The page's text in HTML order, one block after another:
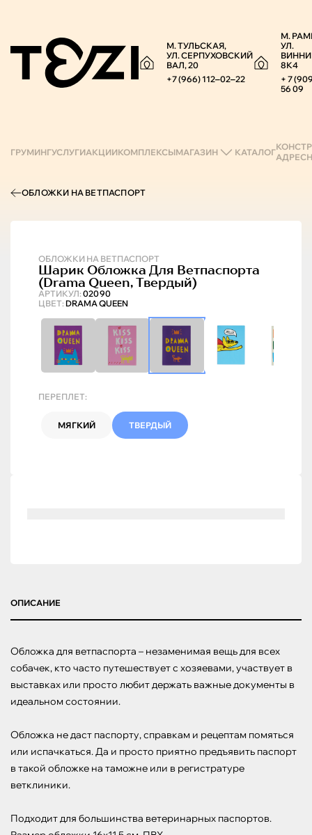
М. ТУЛЬСКАЯ,
УЛ. СЕРПУХОВСКИЙ
ВАЛ, 20
+7 (966) 112‒02‒22
М.
УЛ.
8К4
+ 7
56 09
ГРУМИНГУСЛУГИАКЦИИКОМПЛЕКСЫМАГАЗИН КАТАЛОГ
ОБЛОЖКИ НА ВЕТПАСПОРТ
ОБЛОЖКИ НА ВЕТПАСПОРТ
АРТИКУЛ: 02090
Шарик Обложка Для Ветпаспорта
(drama Queen, Твердый)
ЦВЕТ: DRAMA QUEEN
ПЕРЕПЛЕТ:
МЯГКИЙ ТВЕРДЫЙ
ОПИСАНИЕ
Обложка для ветпаспорта – незаменимая вещь для всех
собачек, кто часто путешествует с хозяевами, участвует в
выставках или просто любит держать важные документы в
идеальном состоянии.
Обложка не даст паспорту, справкам и рецептам помяться
или испачкаться. Да и просто приятно предъявить паспорт
в такой обложке на таможне или в регистратуре
ветклиники.
Подходит для большинства ветеринарных паспортов.